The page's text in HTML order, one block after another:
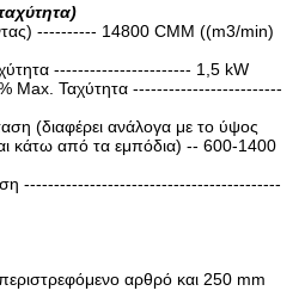
---------- 14800 CMM ((m3/min)
----------------------- 1,5 kW
Max. Ταχύτητα -------------------------
(διαφέρει ανάλογα με το ύψος
κάτω από τα εμπόδια) -- 600-1400
-------------------------------------------
αρθρό και 250 mm